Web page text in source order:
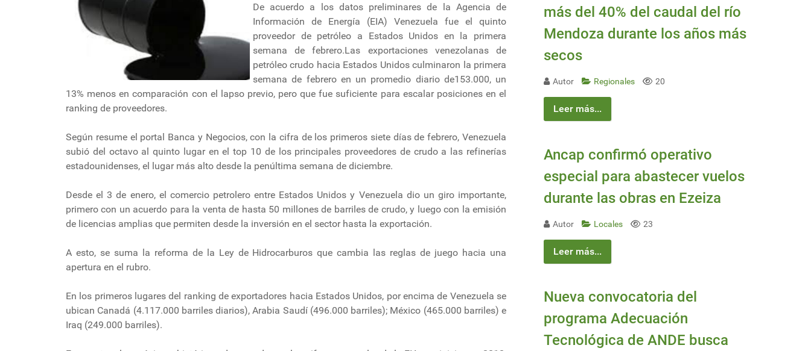
De acuerdo a los datos preliminares de la Agencia de
Información de Energía (EIA) Venezuela fue el quinto
proveedor de petróleo a Estados Unidos en la primera
semana de febrero.Las exportaciones venezolanas de
petróleo crudo hacia Estados Unidos culminaron la primera
semana de febrero en un promedio diario de153.000, un
13% menos en comparación con el lapso previo, pero que fue suficiente para escalar posiciones en el
ranking de proveedores.
Según resume el portal Banca y Negocios, con la cifra de los primeros siete días de febrero, Venezuela
subió del octavo al quinto lugar en el top 10 de los principales proveedores de crudo a las refinerías
estadounidenses, el lugar más alto desde la penúltima semana de diciembre.
Desde el 3 de enero, el comercio petrolero entre Estados Unidos y Venezuela dio un giro importante,
primero con un acuerdo para la venta de hasta 50 millones de barriles de crudo, y luego con la emisión
de licencias amplias que permiten desde la inversión en el sector hasta la exportación.
A esto, se suma la reforma de la Ley de Hidrocarburos que cambia las reglas de juego hacia una
apertura en el rubro.
En los primeros lugares del ranking de exportadores hacia Estados Unidos, por encima de Venezuela se
ubican Canadá (4.117.000 barriles diarios), Arabia Saudí (496.000 barriles); México (465.000 barriles) e
Iraq (249.000 barriles).
más del 40% del caudal del río
Mendoza durante los años más
secos
Autor Regionales 20
Leer más...
Ancap confirmó operativo
especial para abastecer vuelos
durante las obras en Ezeiza
Autor Locales 23
Leer más...
Nueva convocatoria del
programa Adecuación
Tecnológica de ANDE busca